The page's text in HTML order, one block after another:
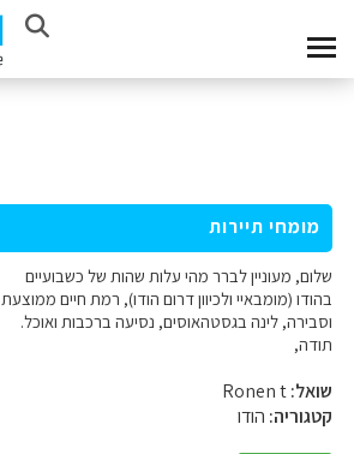
מומחי תיירות
שלום, מעוניין לברר מהי עלות שהות של כשבועיים
בהודו (מומבאיי ולכיוון דרום הודו), רמת חיים ממוצעת
וסבירה, לינה בגסטהאוסים, נסיעה ברכבות ואוכל.
תודה,
שואל:
קטגוריה: הודו